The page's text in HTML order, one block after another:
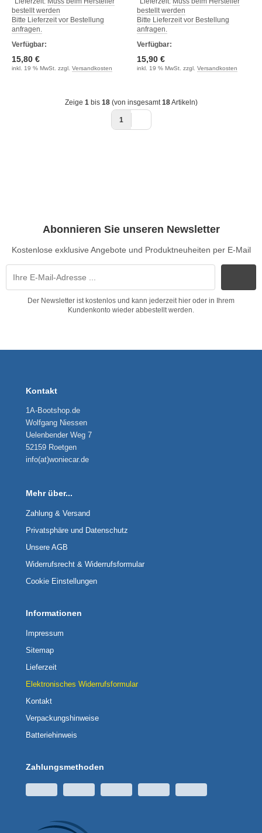
bestellt werden
Bitte Lieferzeit vor Bestellung
anfragen.
Verfügbar:
15,80 €
inkl. 19 % MwSt. zzgl. Versandkosten
bestellt werden
Bitte Lieferzeit vor Bestellung
anfragen.
Verfügbar:
15,90 €
inkl. 19 % MwSt. zzgl. Versandkosten
Zeige 1bis 18(von insgesamt18Artikeln)
1
Abonnieren Sie unseren Newsletter
Kostenlose exklusive Angebote und Produktneuheiten per E-Mail
Der Newsletter ist kostenlos und kann jederzeit hier oder in Ihrem
Kundenkonto wieder abbestellt werden.
Kontakt
1A-Bootshop.de
Wolfgang Niessen
Uelenbender Weg 7
52159 Roetgen
info(at)woniecar.de
Mehr über...
Zahlung & Versand
Privatsphäre und Datenschutz
Unsere AGB
Widerrufsrecht & Widerrufsformular
Cookie Einstellungen
Informationen
Impressum
Sitemap
Lieferzeit
Elektronisches Widerrufsformular
Kontakt
Verpackungshinweise
Batteriehinweis
Zahlungsmethoden